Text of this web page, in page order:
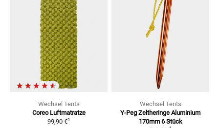
Wechsel Tents
Coreo Luftmatratze
99,90 €1
Wechsel Tents
Y-Peg Zeltheringe Aluminium
170mm 6 Stück